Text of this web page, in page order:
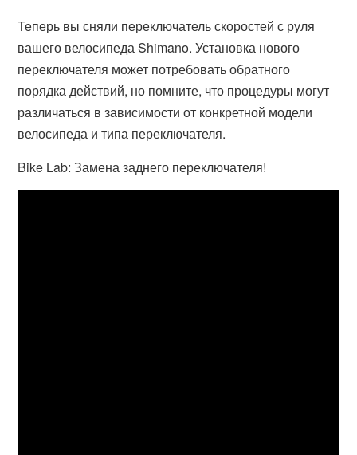
Теперь вы сняли переключатель скоростей с руля
вашего велосипеда Shimano. Установка нового
переключателя может потребовать обратного
порядка действий, но помните, что процедуры могут
различаться в зависимости от конкретной модели
велосипеда и типа переключателя.
Bike Lab: Замена заднего переключателя!